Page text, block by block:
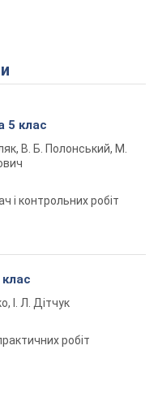
5 клас
В. Б. Полонський, М.
і контрольних робіт
І. Л. Дітчук
робіт